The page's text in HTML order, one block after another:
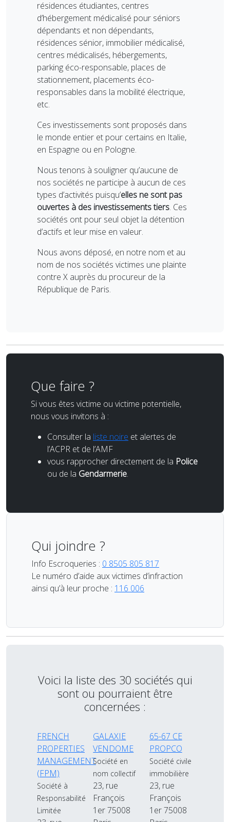
résidences étudiantes, centres
d’hébergement médicalisé pour séniors
dépendants et non dépendants,
résidences sénior, immobilier médicalisé,
centres médicalisés, hébergements,
parking éco-responsable, places de
stationnement, placements éco-
responsables dans la mobilité électrique,
etc.
Ces investissements sont proposés dans
le monde entier et pour certains en Italie,
en Espagne ou en Pologne.
Nous tenons à souligner qu’aucune de
nos sociétés ne participe à aucun de ces
types d’activités puisqu’elles ne sont pas
ouvertes à des investissements tiers. Ces
sociétés ont pour seul objet la détention
d’actifs et leur mise en valeur.
Nous avons déposé, en notre nom et au
nom de nos sociétés victimes une plainte
contre X auprès du procureur de la
République de Paris.
Que faire ?
Si vous êtes victime ou victime potentielle,
nous vous invitons à :
Consulter la liste noire et alertes de
l’ACPR et de l’AMF
vous rapprocher directement de la Police
ou de la Gendarmerie.
Qui joindre ?
Info Escroqueries : 0 8505 805 817
Le numéro d’aide aux victimes d’infraction
ainsi qu’à leur proche : 116 006
Voici la liste des 30 sociétés qui
sont ou pourraient être
concernées :
FRENCH
PROPERTIES
MANAGEMENT
(FPM)
Société à
Responsabilité
Limitée
GALAXIE
VENDOME
Société en
nom collectif
23, rue
François
1er 75008
65-67 CE
PROPCO
Société civile
immobilière
23, rue
François
1er 75008